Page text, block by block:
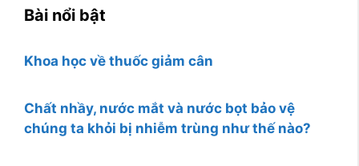
Bài nổi bật
Khoa học về thuốc giảm cân
Chất nhầy, nước mắt và nước bọt bảo vệ
chúng ta khỏi bị nhiễm trùng như thế nào?